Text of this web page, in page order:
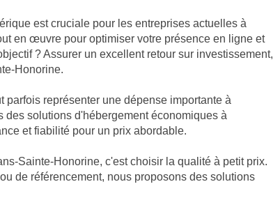
est cruciale pour les entreprises actuelles à
en œuvre pour optimiser votre présence en ligne et
? Assurer un excellent retour sur investissement,
Honorine.
représenter une dépense importante à
solutions d'hébergement économiques à
et fiabilité pour un prix abordable.
Sainte-Honorine, c'est choisir la qualité à petit prix.
de référencement, nous proposons des solutions